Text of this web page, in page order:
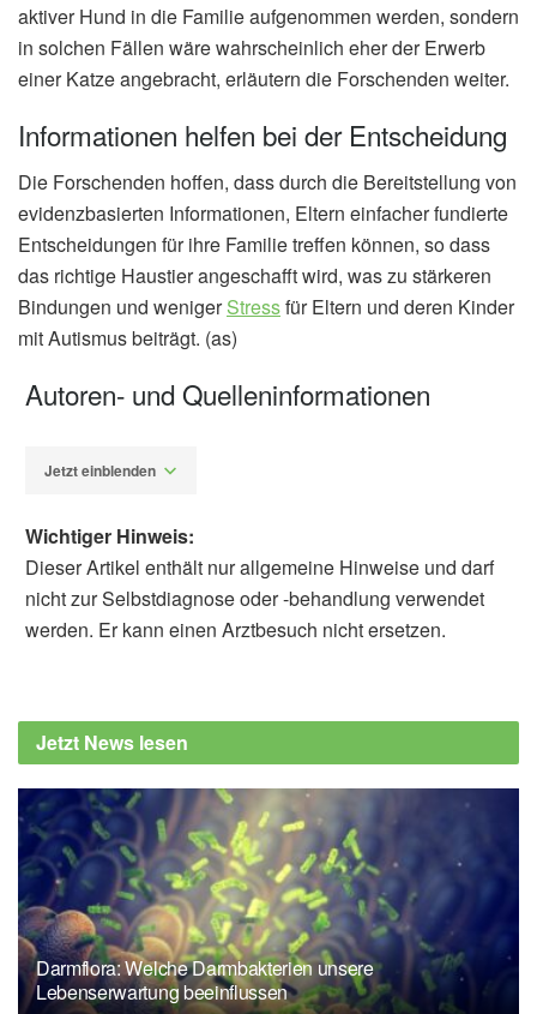
aktiver Hund in die Familie aufgenommen werden, sondern
in solchen Fällen wäre wahrscheinlich eher der Erwerb
einer Katze angebracht, erläutern die Forschenden weiter.
Informationen helfen bei der Entscheidung
Die Forschenden hoffen, dass durch die Bereitstellung von
evidenzbasierten Informationen, Eltern einfacher fundierte
Entscheidungen für ihre Familie treffen können, so dass
das richtige Haustier angeschafft wird, was zu stärkeren
Bindungen und wenigerStressfür Eltern und deren Kinder
mit Autismus beiträgt. (as)
Autoren- und Quelleninformationen
Jetzt einblenden
Brosi, Emily M. Rife, Alisa Hutchison et al.:
Exploring Human–Companion Animal
Autism, in Journal of Autism and
Developmental Disorders (veröffentlicht
04.04.2020),Journal of Autism and
Developmental Disorders
Stress in Parents of Children with Autism:
Pets May Help, University of Missouri
(abgefragt 24.07.2020),University of Missouri
Wichtiger Hinweis:
Dieser Artikel enthält nur allgemeine Hinweise und darf
nicht zur Selbstdiagnose oder -behandlung verwendet
werden. Er kann einen Arztbesuch nicht ersetzen.
Jetzt News lesen
Darmflora: Welche Darmbakterien unsere
Lebenserwartung beeinflussen